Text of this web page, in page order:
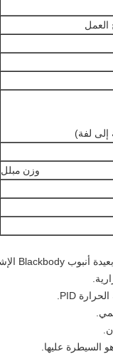
إلى لفة)
وزن مبلل